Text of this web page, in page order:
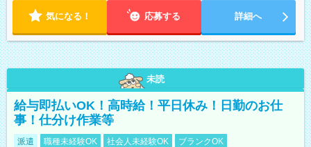
気になる！ 応募する 詳細へ
未読
給与即払いOK！高時給！平日休み！日勤のお仕
事！仕分け作業等
派遣 職種未経験OK 社会人未経験OK
ブランクOK